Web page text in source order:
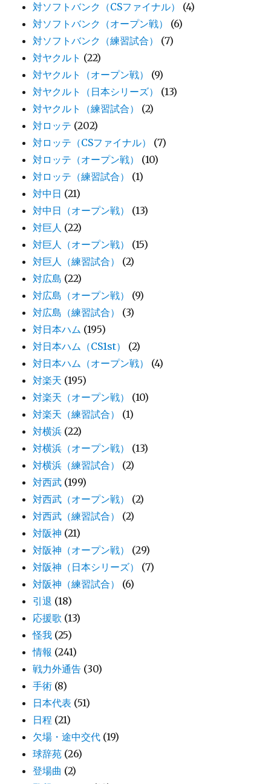
対ソフトバンク（CSファイナル）
(4)
対ソフトバンク（オープン戦）
(6)
対ソフトバンク（練習試合）
(7)
対ヤクルト (22)
対ヤクルト（オープン戦）
(9)
対ヤクルト（日本シリーズ）
(13)
対ヤクルト（練習試合）
(2)
対ロッテ (202)
対ロッテ（CSファイナル）
(7)
対ロッテ（オープン戦）
(10)
対ロッテ（練習試合）
(1)
対中日 (21)
対中日（オープン戦）
(13)
対巨人 (22)
対巨人（オープン戦）
(15)
対巨人（練習試合）
(2)
対広島 (22)
対広島（オープン戦）
(9)
対広島（練習試合）
(3)
対日本ハム (195)
対日本ハム（CS1st）
(2)
対日本ハム（オープン戦）
(4)
対楽天 (195)
対楽天（オープン戦）
(10)
対楽天（練習試合）
(1)
対横浜 (22)
対横浜（オープン戦）
(13)
対横浜（練習試合）
(2)
対西武 (199)
対西武（オープン戦）
(2)
対西武（練習試合）
(2)
対阪神 (21)
対阪神（オープン戦）
(29)
対阪神（日本シリーズ）
(7)
対阪神（練習試合）
(6)
引退 (18)
応援歌 (13)
怪我 (25)
情報 (241)
戦力外通告 (30)
手術 (8)
日本代表 (51)
日程 (21)
欠場・途中交代 (19)
球辞苑 (26)
登場曲 (2)